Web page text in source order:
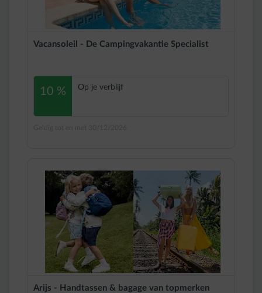
Vacansoleil - De Campingvakantie Specialist
10 % Op je verblijf
Arijs - Handtassen & bagage van topmerken